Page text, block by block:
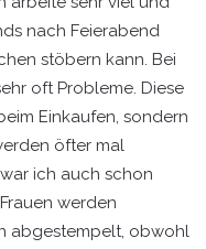
nach Feierabend
stöbern kann. Bei
oft Probleme. Diese
Einkaufen, sondern
öfter mal
ich auch schon
werden
abgestempelt, obwohl